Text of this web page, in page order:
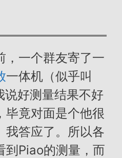
，一个群友寄了一
一体机（似乎叫
说好测量结果不好
毕竟对面是个他很
我答应了。所以各
到Piao的测量，而